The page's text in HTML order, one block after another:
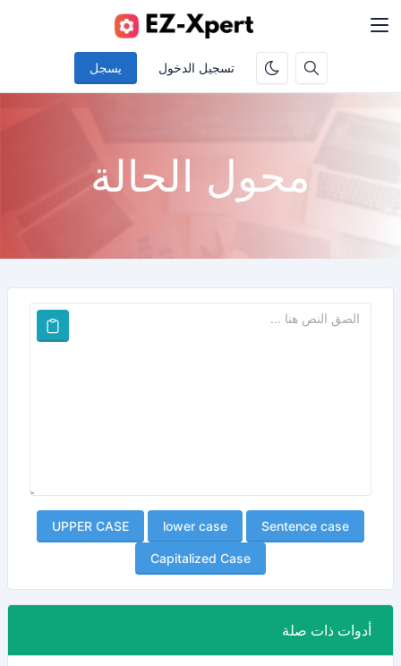
تسجيل الدخول يسجل
محول الحالة
Sentence case
lower case
UPPER CASE
Capitalized Case
أدوات ذات صلة